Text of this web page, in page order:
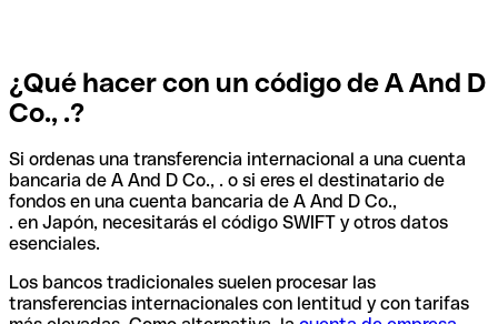
¿Qué hacer con un código de A And D
Co., .?
Si ordenas una transferencia internacional a una cuenta
bancaria de A And D Co., . o si eres el destinatario de
fondos en una cuenta bancaria de A And D Co.,
. en Japón, necesitarás el código SWIFT y otros datos
esenciales.
Los bancos tradicionales suelen procesar las
transferencias internacionales con lentitud y con tarifas